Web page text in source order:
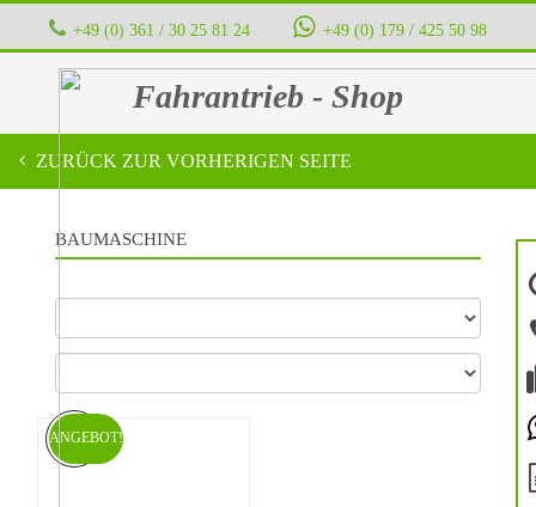
+49 (0) 361 / 30 25 81 24 ‭ ‭ ‭ ‭ +49 (0) 179 / 425 50 98
Fahrantrieb - Shop
ZURÜCK ZUR VORHERIGEN SEITE
BAUMASCHINE
ANGEBOT!